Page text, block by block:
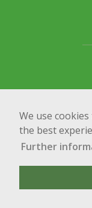
We use
the best
Further